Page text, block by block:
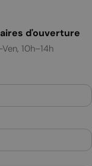
d'ouverture
10h–14h